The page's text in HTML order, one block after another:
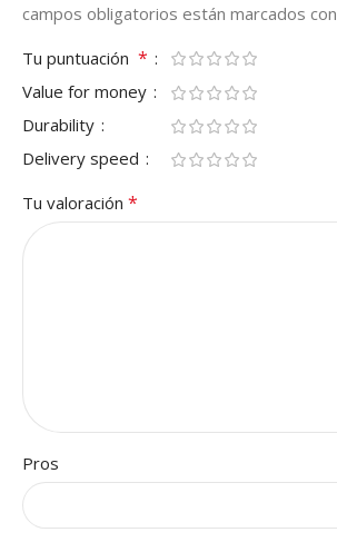
campos obligatorios están marcados con
Tu puntuación *
Value for money
Durability
Delivery speed
Tu valoración *
Pros